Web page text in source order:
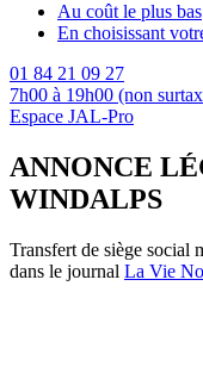
Au coût le plus bas
En choisissant
01 84 21 09 27
7h00 à 19h00 (non
Espace JAL-Pro
ANNONCE
WINDALPS
Transfert de siège social
dans le journal La Vie